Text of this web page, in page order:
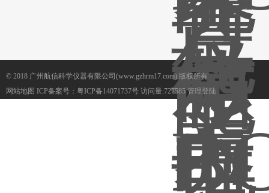
© 2018 广州航信科学仪器有限公司(www.gzhrm17.com) 版权所有
网站地图 ICP备案号： 粤ICP备14071737号 访问量:727585管理登陆